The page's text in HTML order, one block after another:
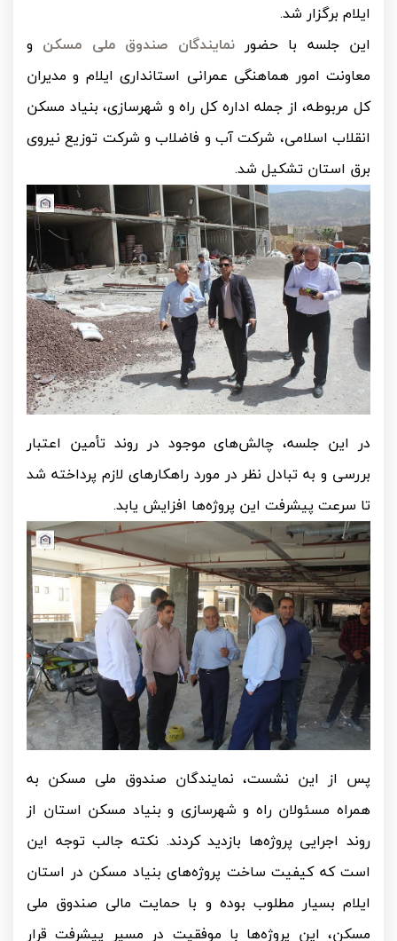
ایلام برگزار شد.
این جلسه با حضور نمایندگان صندوق ملی مسکن و
معاونت امور هماهنگی عمرانی استانداری ایلام و مدیران
کل مربوطه، از جمله اداره کل راه و شهرسازی، بنیاد مسکن
انقلاب اسلامی، شرکت آب و فاضلاب و شرکت توزیع نیروی
برق استان تشکیل شد.
در این جلسه، چالش‌های موجود در روند تأمین اعتبار
بررسی و به تبادل نظر در مورد راهکارهای لازم پرداخته شد
تا سرعت پیشرفت این پروژه‌ها افزایش یابد.
پس از این نشست، نمایندگان صندوق ملی مسکن به
همراه مسئولان راه و شهرسازی و بنیاد مسکن استان از
روند اجرایی پروژه‌ها بازدید کردند. نکته جالب توجه این
است که کیفیت ساخت پروژه‌های بنیاد مسکن در استان
ایلام بسیار مطلوب بوده و با حمایت مالی صندوق ملی
مسکن، این پروژه‌ها با موفقیت در مسیر پیشرفت قرار